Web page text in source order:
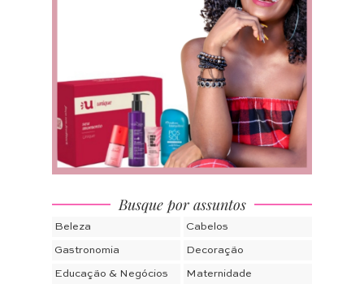
Busque por assuntos
Beleza Cabelos
Gastronomia Decoração
Educação & Negócios Maternidade